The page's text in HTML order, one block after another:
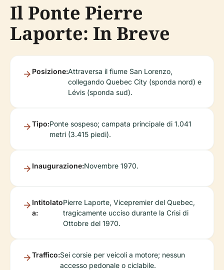
Il Ponte Pierre
Laporte: In Breve
Posizione:Attraversa il fiume San Lorenzo,
collegando Quebec City (sponda nord) e
Lévis (sponda sud).
Tipo:Ponte sospeso; campata principale di 1.041
metri (3.415 piedi).
Inaugurazione:Novembre 1970.
Intitolato
a:
Pierre Laporte, Vicepremier del Quebec,
tragicamente ucciso durante la Crisi di
Ottobre del 1970.
Traffico:Sei corsie per veicoli a motore; nessun
accesso pedonale o ciclabile.